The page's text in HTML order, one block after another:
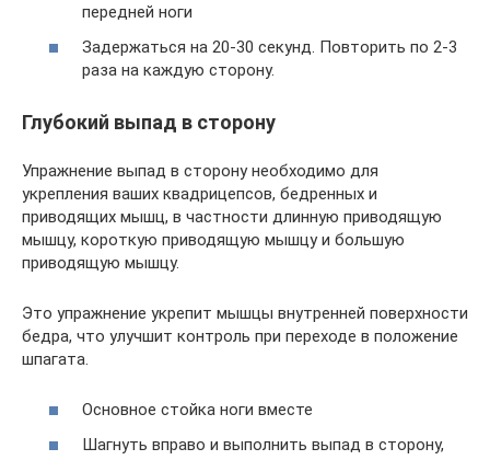
передней ноги
Задержаться на 20-30 секунд. Повторить по 2-3
раза на каждую сторону.
Глубокий выпад в сторону
Упражнение выпад в сторону необходимо для
укрепления ваших квадрицепсов, бедренных и
приводящих мышц, в частности длинную приводящую
мышцу, короткую приводящую мышцу и большую
приводящую мышцу.
Это упражнение укрепит мышцы внутренней поверхности
бедра, что улучшит контроль при переходе в положение
шпагата.
Основное стойка ноги вместе
Шагнуть вправо и выполнить выпад в сторону,